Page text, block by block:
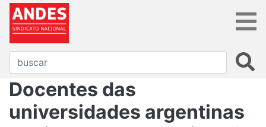
Docentes das
universidades argentinas